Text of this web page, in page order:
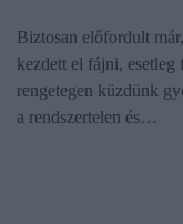
Biztosan előfordult
kezdett el fájni,
rengetegen küzdünk
a rendszertelen és…